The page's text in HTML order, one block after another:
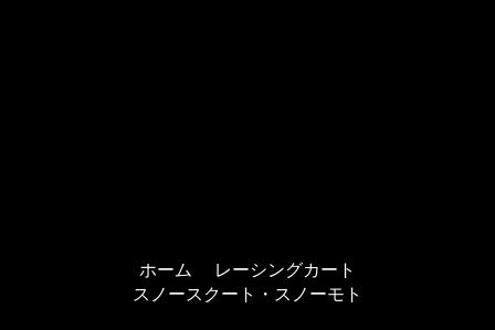
ホーム
レーシングカート
スノースクート・スノーモト